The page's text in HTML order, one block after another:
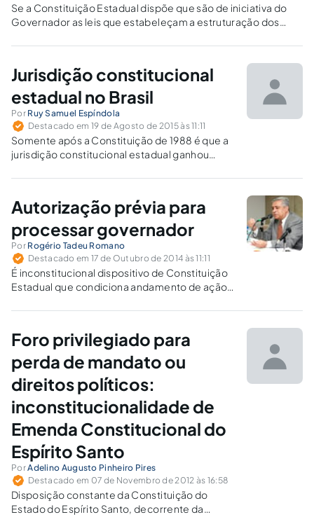
Se a Constituição Estadual dispõe que são de iniciativa do
Governador as leis que estabeleçam a estruturação dos
predeterminando o número máximo de secretarias.
Jurisdição constitucional
estadual no Brasil
Por Ruy Samuel Espíndola
Destacado em 19 de Agosto de 2015 às 11:11
Somente após a Constituição de 1988 é que a
jurisdição constitucional estadual ganhou
especialmente diante do artigo 125, § 2°, que
para instituírem representação de
inconstitucionalidade.
Autorização prévia para
processar governador
Por Rogério Tadeu Romano
Destacado em 17 de Outubro de 2014 às 11:11
É inconstitucional dispositivo de Constituição
Estadual que condiciona andamento de ação
Federal contra Governador de Estado à prévia
Foro privilegiado para
perda de mandato ou
direitos políticos:
inconstitucionalidade de
Emenda Constitucional do
Espírito Santo
PorAdelino Augusto Pinheiro Pires
Destacado em 07 de Novembro de 2012 às 16:58
Disposição constante da Constituição do
Estado do Espírito Santo, decorrente da